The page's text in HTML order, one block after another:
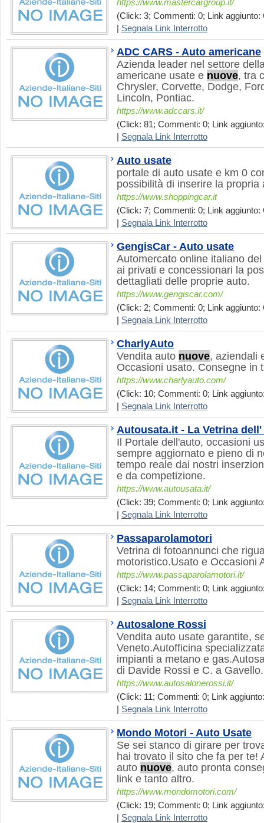
https://www.mastercargroup.it/
(Click: 3; Commenti: 0; Link aggiunto:
Segnala Link Interrotto
ADC CARS - Auto americane
Azienda leader nel settore
americane usate e nuove, tra
Chrysler, Corvette, Dodge,
Lincoln, Pontiac.
https://www.adccars.it/
(Click: 81; Commenti: 0; Link
Segnala Link Interrotto
Auto usate
portale di auto usate e km 0
possibilità di inserire la propria
https://www.shoppingcar.it
(Click: 7; Commenti: 0; Link aggiunto:
Segnala Link Interrotto
GengisCar - Auto usate
Automercato online italiano
ai privati e concessionari la
dettagliati delle proprie auto.
https://www.gengiscar.com/
(Click: 2; Commenti: 0; Link aggiunto:
Segnala Link Interrotto
CharlyAuto
Vendita auto nuove, aziendali
Occasioni usato. Consegne in
https://www.charlyauto.com/
(Click: 10; Commenti: 0; Link
Segnala Link Interrotto
Autousata.it - La Vetrina
Il Portale dell'auto, occasioni
sempre aggiornato e pieno di
tempo reale dai nostri
e da competizione.
https://www.autousata.it/
(Click: 39; Commenti: 0; Link
Segnala Link Interrotto
Passaparolamotori
Vetrina di fotoannunci che
motoristico.Usato e Occasioni
https://www.passaparolamotori.it/
(Click: 14; Commenti: 0; Link
Segnala Link Interrotto
Autosalone Rossi
Vendita auto usate garantite,
Veneto.Autofficina
impianti a metano e
di Davide Rossi e C. a Gavello.
https://www.autosalonerossi.it/
(Click: 11; Commenti: 0; Link
Segnala Link Interrotto
Mondo Motori - Auto Usate
Se sei stanco di girare per
hai trovato il sito che fa per te!
auto nuove, auto pronta
link e tanto altro.
https://www.mondomotori.com/
(Click: 19; Commenti: 0; Link
Segnala Link Interrotto